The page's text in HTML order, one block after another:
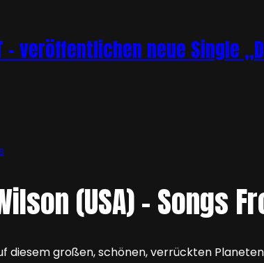
– veröffentlichen neue Single
(USA) – Songs
diesem großen, schönen, verrückten